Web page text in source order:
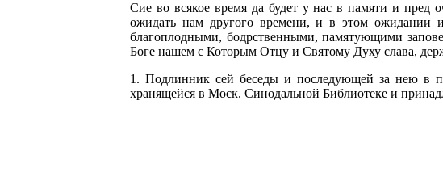
Сие во всякое время да будет у нас в памяти и пред
ожидать нам другого времени, и в этом ожидании и
благоплодными, бодрственными, памятующими
Боге нашем с Которым Отцу и Святому Духу слава,
1. Подлинник сей беседы и последующей за нею в
хранящейся в Моск. Синодальной Библиотеке и